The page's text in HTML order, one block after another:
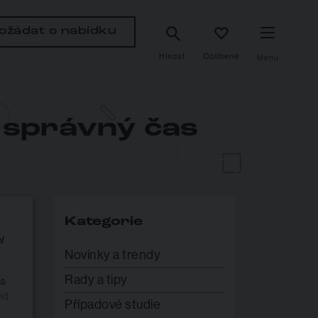
o nabídku
Hledat Oblíbené Menu
čas
Kategorie
Novinky a trendy
Rady a tipy
Případové studie